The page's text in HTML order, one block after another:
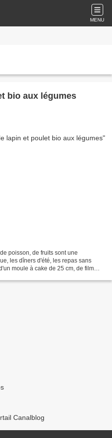
MENU
bio aux légumes
poisson, de fruits sont une
les dîners d'été, les repas sans
moule à cake de 25 cm, de film
Canalblog